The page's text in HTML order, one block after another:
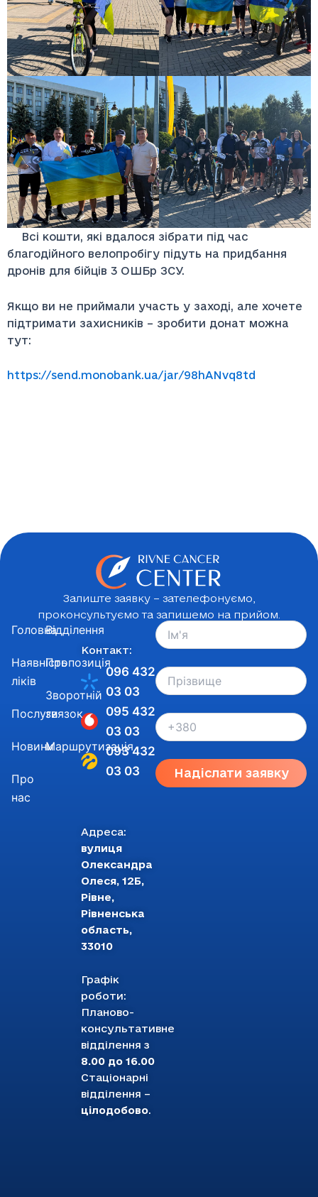
Всі кошти, які вдалося зібрати під час
благодійного велопробігу підуть на придбання
дронів для бійців 3 ОШБр ЗСУ.
Якщо ви не приймали участь у заході, але хочете
підтримати захисників – зробити донат можна
тут:
https://send.monobank.ua/jar/98hANvq8td
Залиште заявку – зателефонуємо,
проконсультуємо та запишемо на прийом.
Адреса:
вулиця
Олександра
Олеся, 12Б,
Рівне,
Рівненська
область,
33010
Графік
роботи:
Планово-
консультативне
відділення з
8.00 до 16.00
Стаціонарні
відділення –
цілодобово.
Контакт:
096 432
03 03
095 432
03 03
093 432
03 03
Головна
Наявність
ліків
Послуги
Новини
Про
нас
Відділення
Пропозиція
Зворотній
звязок
Маршрутизація
Надіслати заявку